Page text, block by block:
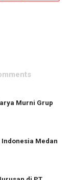
Murni Grup
Medan